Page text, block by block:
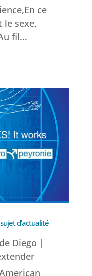
ce
le sexe,
fil...
d’actualité
Diego |